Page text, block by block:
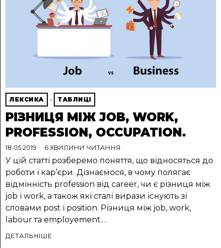
ЛЕКСИКА · ТАБЛИЦІ
РІЗНИЦЯ МІЖ JOB, WORK,
PROFESSION, OCCUPATION.
18.05.2019 6 ХВИЛИНИ ЧИТАННЯ
У цій статті розберемо поняття, що відносяться до
роботи і кар’єри. Дізнаємося, в чому полягає
відмінність profession від career, чи є різниця між
job і work, а також які сталі вирази існують зі
словами post і position. Різниця між job, work,
labour та employement.…
ДЕТАЛЬНІШЕ